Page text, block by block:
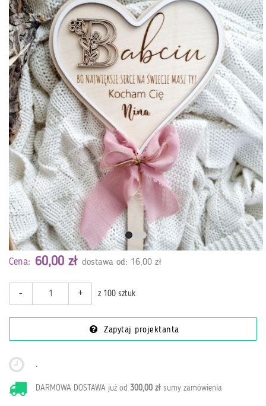
Cena: 60,00 zł dostawa od: 16,00 zł
- + z 100 sztuk
Zapytaj projektanta
DARMOWA DOSTAWA już od300,00 zł sumy zamówienia